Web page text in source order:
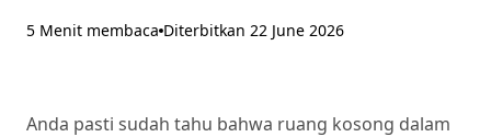
5 Menit membaca Diterbitkan 22 June 2026
Anda pasti sudah tahu bahwa ruang kosong dalam